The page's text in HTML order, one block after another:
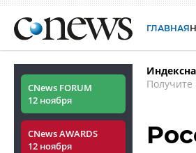
ГЛАВНАЯ
CNews FORUM
12 ноября
CNews AWARDS
12 ноября